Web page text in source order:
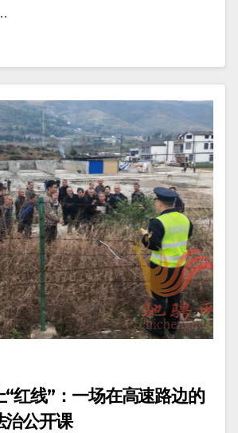
“红线”：一场在高速路边的
治公开课